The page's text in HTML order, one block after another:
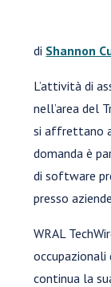
di Shannon
L’attività di
nell’area del
si affrettano
domanda è
di software
presso
WRAL
continua la